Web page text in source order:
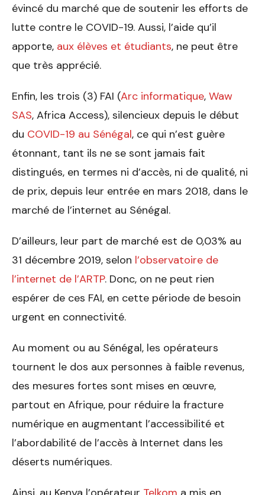
évincé du marché que de soutenir les efforts de
lutte contre le COVID-19. Aussi, l’aide qu’il
apporte, aux élèves et étudiants, ne peut être
que très apprécié.
Enfin, les trois (3) FAI (Arc informatique, Waw
SAS, Africa Access), silencieux depuis le début
du COVID-19 au Sénégal, ce qui n’est guère
étonnant, tant ils ne se sont jamais fait
distingués, en termes ni d’accès, ni de qualité, ni
de prix, depuis leur entrée en mars 2018, ­dans le
marché de l’internet au Sénégal.
D’ailleurs, leur part de marché est de 0,03% au
31 décembre 2019, selon l’observatoire de
l’internet de l’ARTP. Donc, on ne peut rien
espérer de ces FAI, en cette période de besoin
urgent en connectivité.
Au moment ou au Sénégal, les opérateurs
tournent le dos aux personnes à faible revenus,
des mesures fortes sont mises en œuvre,
partout en Afrique, pour réduire la fracture
numérique en augmentant l’accessibilité et
l’abordabilité de l’accès à Internet dans les
déserts numériques.